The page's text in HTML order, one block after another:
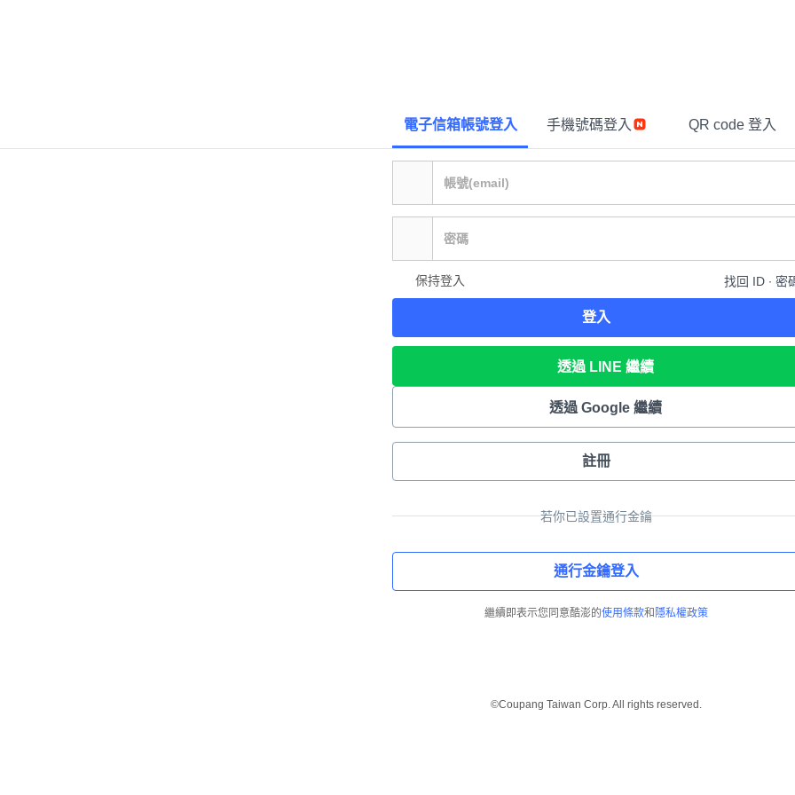
電子信箱帳號登入 手機號碼登入 QR code 登入
保持登入 找回 ID ∙ 密
登入
透過 LINE 繼續
透過 Google 繼續
註冊
若你已設置通行金鑰
通行金鑰登入
繼續即表示您同意酷澎的使用條款和 隱私權政策
©Coupang Taiwan Corp. All rights reserved.